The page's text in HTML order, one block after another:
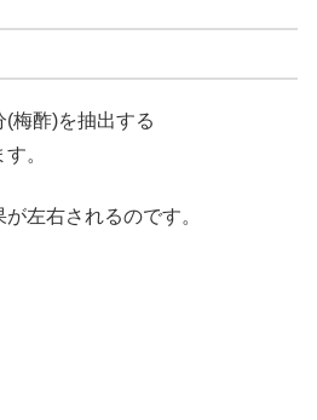
梅酢)を抽出する
。
左右されるのです。